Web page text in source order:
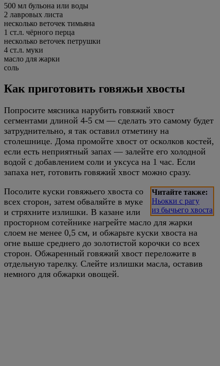
500 мл бульона или воды
2 лавровых листа
несколько веточек тимьяна
1 ст.л. чёрного перца
несколько веточек петрушки
4 ст.л. муки
масло для жарки
соль
Как приготовить говяжьи хвосты
Попросите мясника нарубить говяжий хвост
сегментами длиной 4-5 см — сделать это самому будет
затруднительно, я так оставил отметину на
столешнице. Дома промойте хвост от осколков костей,
если есть неприятный запах — залейте его холодной
водой с добавлением соли и уксуса на 1 час. Если
запаха нет, готовить говяжий хвост можно сразу.
Читайте также:
Ньокки с рагу
из бычьего хвоста
Посолите куски говяжьего хвоста со
всех сторон, затем обваляйте в муке
и стряхните излишки. В казане или
просторном сотейнике нагрейте масло для жарки
слоем не менее 0,5 см, и обжарьте куски хвоста на
огне выше среднего до золотистой корочки со всех
сторон. Обжаренный говяжий хвост переложите в
отдельную тарелку. Слейте излишки масла, оставив
немного для обжарки овощей.